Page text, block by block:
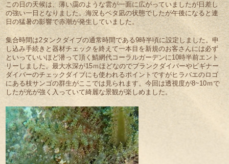
この日の天候は、薄い靄のような雲が一面に広がっていましたが日差し
の強い一日となりました。海況もベタ凪の状態でしたが午後になると連
日の猛暑の影響で赤潮が発生していました。
集合時間は2タンクダイブの通常時間である9時半頃に設定しました。申
し込み手続きと器材チェックを終えて一本目を新規のお客さんには必ず
といっていいほど潜って頂く鯖網代コーラルガーデンに10時半前エント
リーしました。最大水深が15ｍほどなのでブランクダイバーやビギナー
ダイバーのチェックダイブにも使われるポイントですがヒラバエのロゴ
にある枝サンゴの群生がここでは見られます。今回は透視度が8~10ｍで
したが光が強く入っていて綺麗な景観が楽しめました。